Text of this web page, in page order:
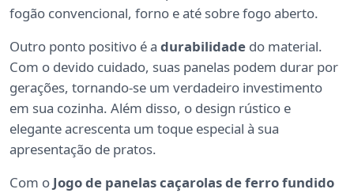
fogão convencional, forno e até sobre fogo aberto.
Outro ponto positivo é a durabilidade do material.
Com o devido cuidado, suas panelas podem durar por
gerações, tornando-se um verdadeiro investimento
em sua cozinha. Além disso, o design rústico e
elegante acrescenta um toque especial à sua
apresentação de pratos.
Com o Jogo de panelas caçarolas de ferro fundido